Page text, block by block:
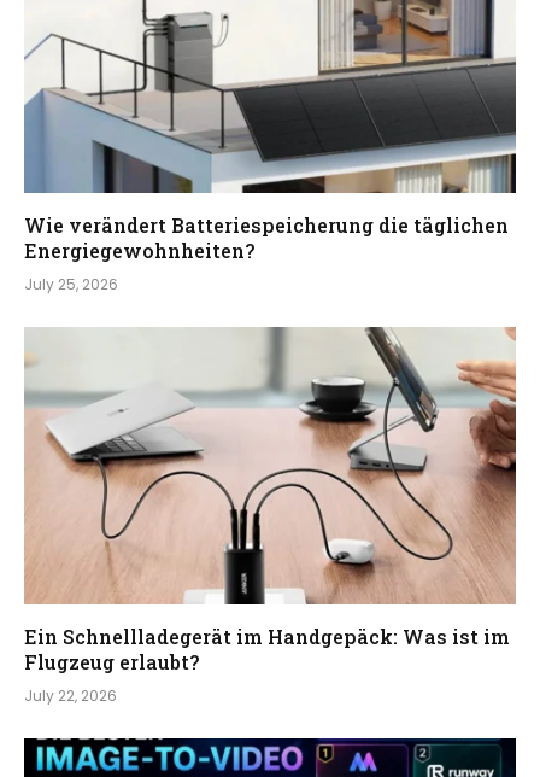
Wie verändert Batteriespeicherung die täglichen
Energiegewohnheiten?
July 25, 2026
Ein Schnellladegerät im Handgepäck: Was ist im
Flugzeug erlaubt?
July 22, 2026